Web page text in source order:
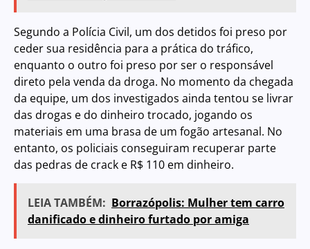
Segundo a Polícia Civil, um dos detidos foi preso por
ceder sua residência para a prática do tráfico,
enquanto o outro foi preso por ser o responsável
direto pela venda da droga. No momento da chegada
da equipe, um dos investigados ainda tentou se livrar
das drogas e do dinheiro trocado, jogando os
materiais em uma brasa de um fogão artesanal. No
entanto, os policiais conseguiram recuperar parte
das pedras de crack e R$ 110 em dinheiro.
LEIA TAMBÉM: Borrazópolis: Mulher tem carro
danificado e dinheiro furtado por amiga